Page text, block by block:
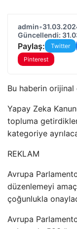
admin•
Güncellendi:
Paylaş: Twitter
Pinterest
Bu haberin
Yapay Zeka
topluma
kategoriye
REKLAM
Avrupa
düzenlemeyi
çoğunlukla
Avrupa